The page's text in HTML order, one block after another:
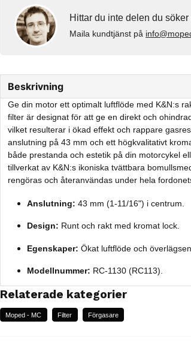
Hittar du inte delen du söker
Maila kundtjänst på
Beskrivning
Ge din motor ett optimalt luftflöde med K&N:s
filter är designat för att ge en direkt och
vilket resulterar i ökad effekt och rappare
anslutning på 43 mm och ett högkvalitativt
både prestanda och estetik på din motorcykel
tillverkat av K&N:s ikoniska tvättbara
rengöras och återanvändas under hela
Anslutning: 43 mm (1-11/16") i centrum.
Design: Runt och rakt med kromat lock.
Egenskaper: Ökat luftflöde och
Modellnummer: RC-1130 (RC113).
Relaterade kategorier
Moped - MC Filter Förgasare